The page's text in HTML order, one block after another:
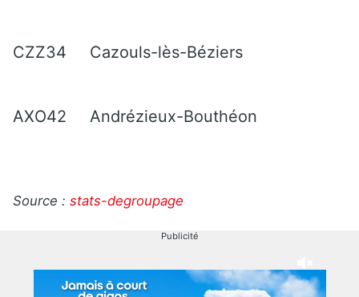
CZZ34 Cazouls-lès-Béziers
AXO42 Andrézieux-Bouthéon
Source : stats-degroupage
Publicité